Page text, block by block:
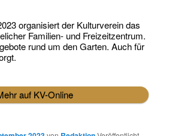
organisiert der Kulturverein das
Familien- und Freizeitzentrum.
rund um den Garten. Auch für
auf KV-Online